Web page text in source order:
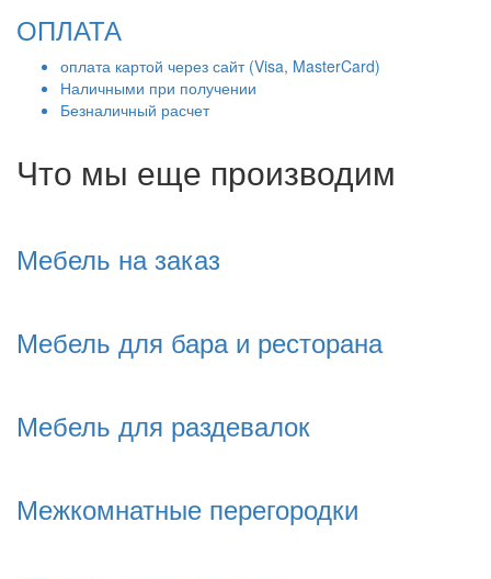
ОПЛАТА
оплата картой через сайт (Visa, MasterCard)
Наличными при получении
Безналичный расчет
Что мы еще производим
Мебель на заказ
Мебель для бара и ресторана
Мебель для раздевалок
Межкомнатные перегородки